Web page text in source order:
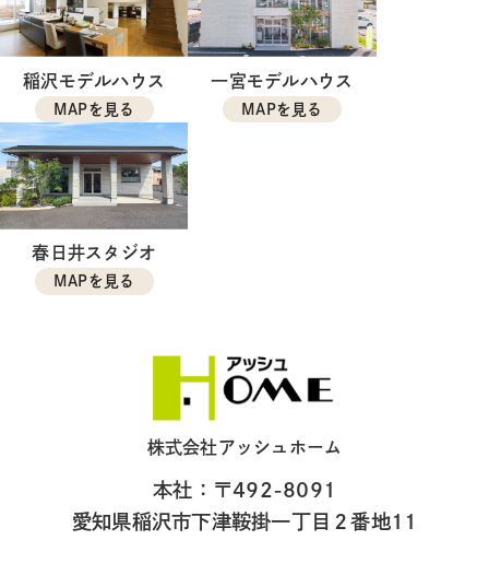
稲沢モデルハウス
MAPを見る
一宮モデルハウス
MAPを見る
春日井スタジオ
MAPを見る
株式会社アッシュホーム
本社：〒492-8091
愛知県稲沢市下津鞍掛一丁目２番地11